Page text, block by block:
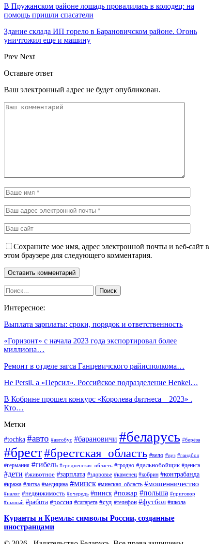
В Пружанском районе лошадь провалилась в колодец: на
помощь пришли спасатели
Здание склада ИП горело в Барановичском районе. Огонь
уничтожил еще и машину
Prev Next
Оставьте ответ
Ваш электронный адрес не будет опубликован.
Сохраните мое имя, адрес электронной почты и веб-сайт в
этом браузере для следующего комментария.
Интересное:
Выплата зарплаты: сроки, порядок и ответственность
«Горизонт» с начала 2023 года экспортировал более
миллиона…
Ремонт в отделе загса Ганцевичского райисполкома…
Не Persil, а «Персил». Российское подразделение Henkel…
В Кобрине прошел конкурс «Королева фитнеса – 2023» .
Кто…
Метки
#tochka #авто #автобус #барановичи #беларусь #берёза
#брест#брестская_область #вело #вуз #гандбол
#германия #гибель #гродненская_область #гродно #дальнобойщик #деньга
#дети #животное #зарплата #здоровье #каменец #кобрин #контрабанда
#кража #литва #медицина #минск #минская_область #мошенничество
#налог #недвижимость #очередь #пинск #пожар #польша #приговор
#пьяный #работа #россия #сигарета #суд #телефон #футбол #школа
Куранты и Кремль: символы России, созданные
иностранцами